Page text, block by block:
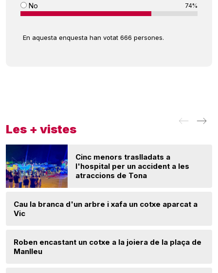
No 74%
En aquesta enquesta han votat 666 persones.
Les + vistes
Cinc menors traslladats a
l'hospital per un accident a les
atraccions de Tona
Cau la branca d'un arbre i xafa un cotxe aparcat a
Vic
Roben encastant un cotxe a la joiera de la plaça de
Manlleu